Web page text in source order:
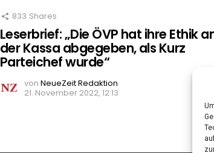
833 Shares
Leserbrief: „Die ÖVP hat ihre Ethik
der Kassa abgegeben, als Kurz
Parteichef wurde“
von NeueZeit Redaktion
21. November 2022, 12:13